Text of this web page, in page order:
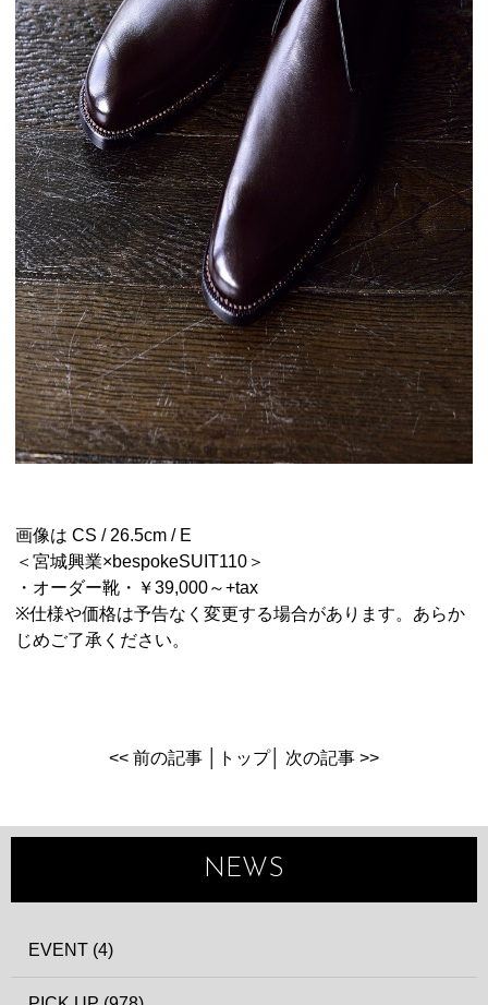
画像は CS / 26.5cm / E
＜宮城興業×bespokeSUIT110＞
・オーダー靴・￥39,000～+tax
※仕様や価格は予告なく変更する場合があります。あらか
じめご了承ください。
<< 前の記事 トップ│ 次の記事 >>
NEWS
EVENT (4)